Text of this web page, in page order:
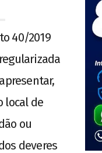
40/2019
local de
ou
deveres